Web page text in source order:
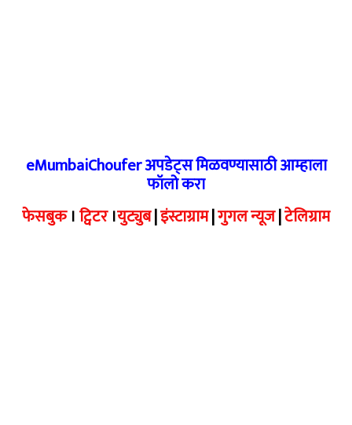
eMumbaiChoufer अपडेट्स मिळवण्यासाठी आम्हाला
फॉलो करा
फेसबुक।ट्विटर।युट्युब|इंस्टाग्राम|गुगल न्यूज|टेलिग्राम